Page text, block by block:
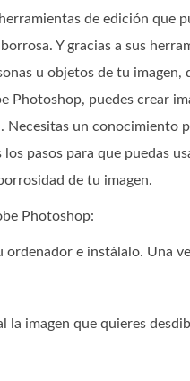
de edición que
Y gracias a sus
u objetos de tu
Photoshop, puedes crear
un
pasos para que puedas
de tu imagen.
Photoshop:
ordenador e instálalo. Una
la imagen que quieres